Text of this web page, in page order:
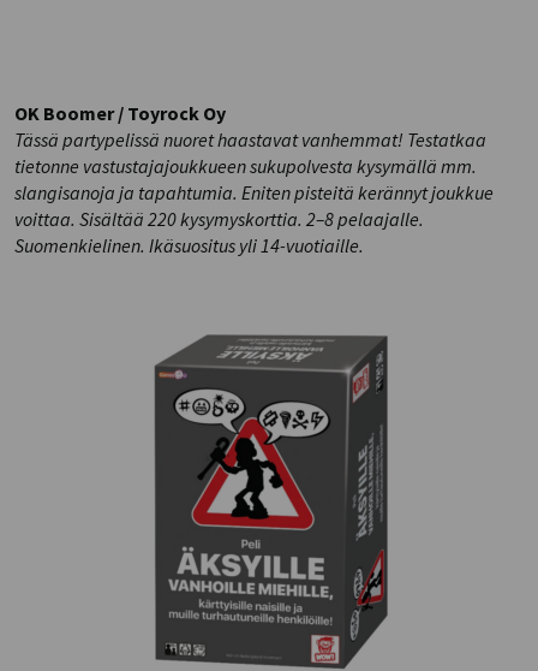
OK Boomer / Toyrock Oy
Tässä partypelissä nuoret haastavat vanhemmat! Testatkaa
tietonne vastustajajoukkueen sukupolvesta kysymällä mm.
slangisanoja ja tapahtumia. Eniten pisteitä kerännyt joukkue
voittaa. Sisältää 220 kysymyskorttia. 2–8 pelaajalle.
Suomenkielinen. Ikäsuositus yli 14-vuotiaille.